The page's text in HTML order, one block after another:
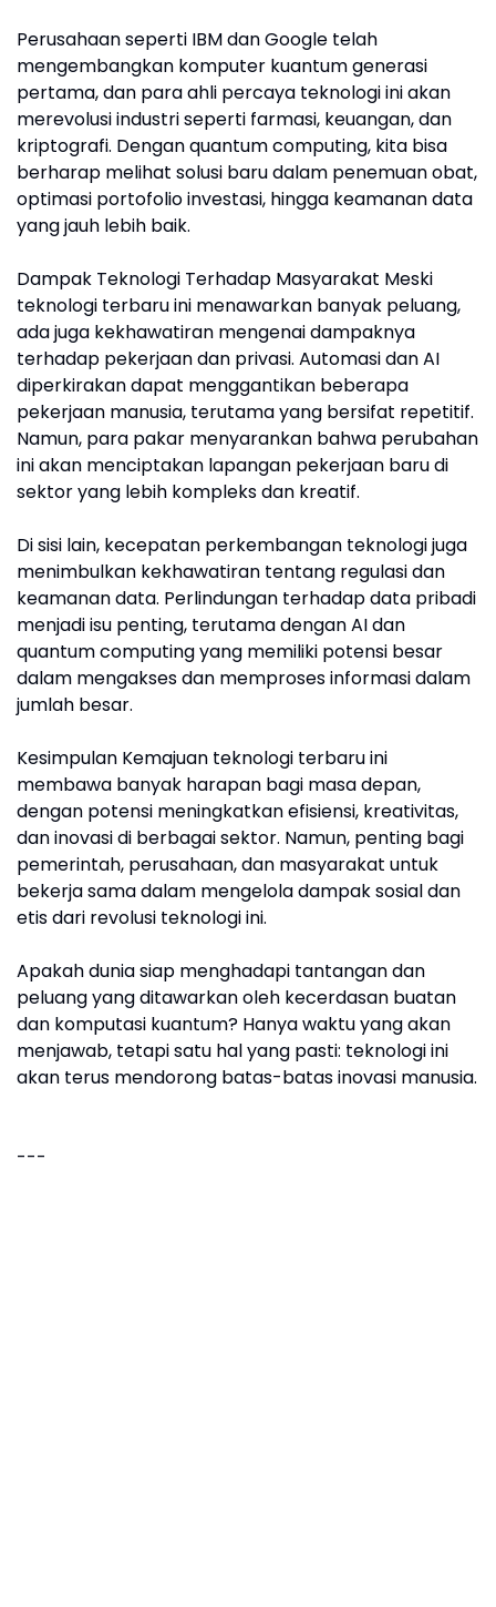
Perusahaan seperti IBM dan Google telah
mengembangkan komputer kuantum generasi
pertama, dan para ahli percaya teknologi ini akan
merevolusi industri seperti farmasi, keuangan, dan
kriptografi. Dengan quantum computing, kita bisa
berharap melihat solusi baru dalam penemuan obat,
optimasi portofolio investasi, hingga keamanan data
yang jauh lebih baik.
Dampak Teknologi Terhadap Masyarakat Meski
teknologi terbaru ini menawarkan banyak peluang,
ada juga kekhawatiran mengenai dampaknya
terhadap pekerjaan dan privasi. Automasi dan AI
diperkirakan dapat menggantikan beberapa
pekerjaan manusia, terutama yang bersifat repetitif.
Namun, para pakar menyarankan bahwa perubahan
ini akan menciptakan lapangan pekerjaan baru di
sektor yang lebih kompleks dan kreatif.
Di sisi lain, kecepatan perkembangan teknologi juga
menimbulkan kekhawatiran tentang regulasi dan
keamanan data. Perlindungan terhadap data pribadi
menjadi isu penting, terutama dengan AI dan
quantum computing yang memiliki potensi besar
dalam mengakses dan memproses informasi dalam
jumlah besar.
Kesimpulan Kemajuan teknologi terbaru ini
membawa banyak harapan bagi masa depan,
dengan potensi meningkatkan efisiensi, kreativitas,
dan inovasi di berbagai sektor. Namun, penting bagi
pemerintah, perusahaan, dan masyarakat untuk
bekerja sama dalam mengelola dampak sosial dan
etis dari revolusi teknologi ini.
Apakah dunia siap menghadapi tantangan dan
peluang yang ditawarkan oleh kecerdasan buatan
dan komputasi kuantum? Hanya waktu yang akan
menjawab, tetapi satu hal yang pasti: teknologi ini
akan terus mendorong batas-batas inovasi manusia.
---